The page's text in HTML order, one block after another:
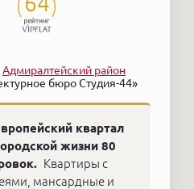
бюро Студия-44»
Адмиралтейский район
квартал
жизни 80
Квартиры с
мансардные и